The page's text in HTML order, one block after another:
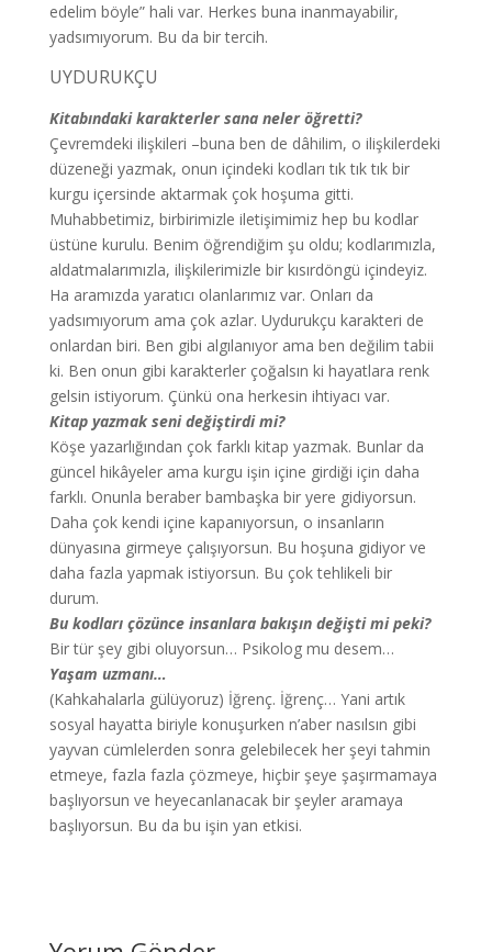
edelim böyle” hali var. Herkes buna inanmayabilir,
yadsımıyorum. Bu da bir tercih.
UYDURUKÇU
Kitabındaki karakterler sana neler öğretti?
Çevremdeki ilişkileri –buna ben de dâhilim, o ilişkilerdeki
düzeneği yazmak, onun içindeki kodları tık tık tık bir
kurgu içersinde aktarmak çok hoşuma gitti.
Muhabbetimiz, birbirimizle iletişimimiz hep bu kodlar
üstüne kurulu. Benim öğrendiğim şu oldu; kodlarımızla,
aldatmalarımızla, ilişkilerimizle bir kısırdöngü içindeyiz.
Ha aramızda yaratıcı olanlarımız var. Onları da
yadsımıyorum ama çok azlar. Uydurukçu karakteri de
onlardan biri. Ben gibi algılanıyor ama ben değilim tabii
ki. Ben onun gibi karakterler çoğalsın ki hayatlara renk
gelsin istiyorum. Çünkü ona herkesin ihtiyacı var.
Kitap yazmak seni değiştirdi mi?
Köşe yazarlığından çok farklı kitap yazmak. Bunlar da
güncel hikâyeler ama kurgu işin içine girdiği için daha
farklı. Onunla beraber bambaşka bir yere gidiyorsun.
Daha çok kendi içine kapanıyorsun, o insanların
dünyasına girmeye çalışıyorsun. Bu hoşuna gidiyor ve
daha fazla yapmak istiyorsun. Bu çok tehlikeli bir
durum.
Bu kodları çözünce insanlara bakışın değişti mi peki?
Bir tür şey gibi oluyorsun… Psikolog mu desem…
Yaşam uzmanı…
(Kahkahalarla gülüyoruz) İğrenç. İğrenç… Yani artık
sosyal hayatta biriyle konuşurken n’aber nasılsın gibi
yayvan cümlelerden sonra gelebilecek her şeyi tahmin
etmeye, fazla fazla çözmeye, hiçbir şeye şaşırmamaya
başlıyorsun ve heyecanlanacak bir şeyler aramaya
başlıyorsun. Bu da bu işin yan etkisi.